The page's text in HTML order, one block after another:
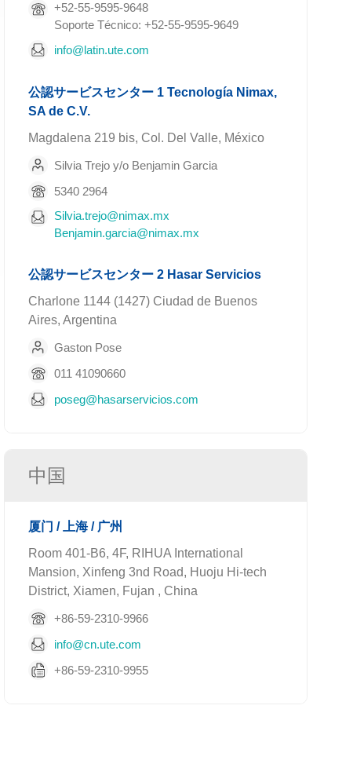
+52-55-9595-9648
Soporte Técnico: +52-55-9595-9649
info@latin.ute.com
公認サービスセンター 1 Tecnología Nimax,
SA de C.V.
Magdalena 219 bis, Col. Del Valle, México
Silvia Trejo y/o Benjamin Garcia
5340 2964
Silvia.trejo@nimax.mx
Benjamin.garcia@nimax.mx
公認サービスセンター 2 Hasar Servicios
Charlone 1144 (1427) Ciudad de Buenos
Aires, Argentina
Gaston Pose
011 41090660
poseg@hasarservicios.com
中国
厦门 / 上海 / 广州
Room 401-B6, 4F, RIHUA International
Mansion, Xinfeng 3nd Road, Huoju Hi-tech
District, Xiamen, Fujan , China
+86-59-2310-9966
info@cn.ute.com
+86-59-2310-9955